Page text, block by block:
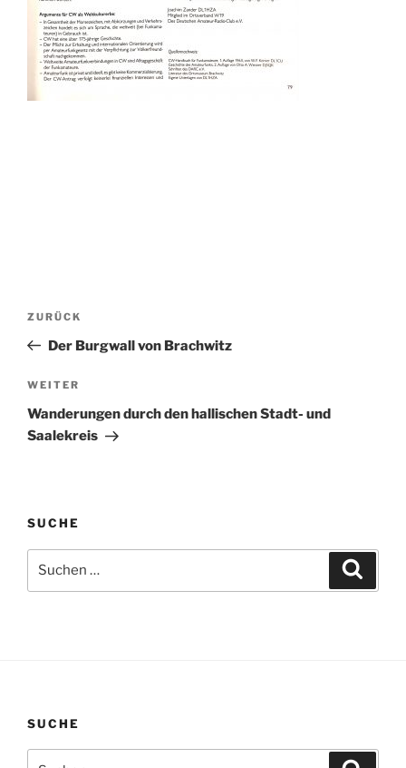
Beitragsnavigation
Vorheriger
Beitrag
ZURÜCK
Der Burgwall von Brachwitz
Nächster
Beitrag
WEITER
Wanderungen durch den hallischen Stadt- und
Saalekreis
SUCHE
nach:
SUCHE